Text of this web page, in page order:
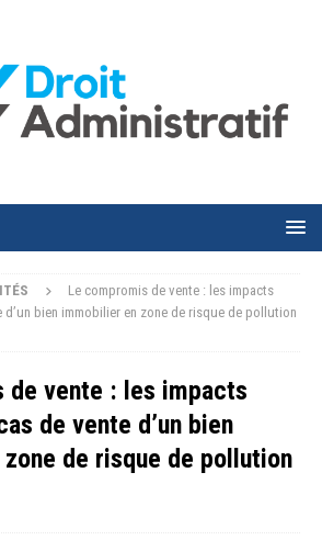
Le compromis de vente : les impacts
bien immobilier en zone de risque de pollution
de vente : les impacts
de vente d’un bien
de risque de pollution